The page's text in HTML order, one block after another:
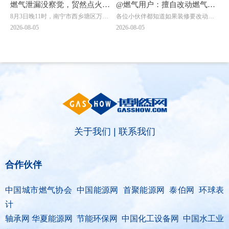
燃气泄漏没察觉，贸然点火做
饭？南宁一自建房发生爆燃，
8月3日晚11时，南宁市西乡塘区万秀
村一栋自建房发生爆燃事件：一名男
疗。
2026-08-05
@燃气用户：擅自改动燃气管
道，可能违法，甚至触犯刑
各位小伙伴都知道如果装修要改动燃
气管道需联系燃气公司！但有一些小
样的思考呢？
2026-08-05
关于我们 联系我们
合作伙伴
中国城市燃气协会 中国能源网 首聚能源网 泰伯网 环球表
计
轴承网 华夏能源网 节能环保网 中国化工设备网 中国水工业